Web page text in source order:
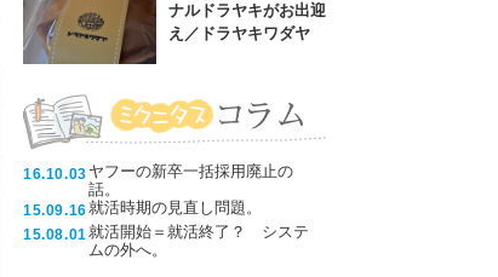
ナルドラヤキがお出迎
え／ドラヤキワダヤ
16.10.03 ヤフーの新卒一括採用廃止の
話。
15.09.16就活時期の見直し問題。
15.08.01 就活開始＝就活終了？ システ
ムの外へ。